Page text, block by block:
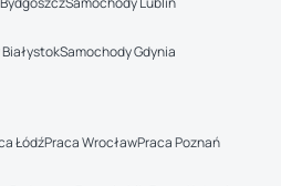
Samochody Gdynia
ŁódźPraca WrocławPraca Poznań